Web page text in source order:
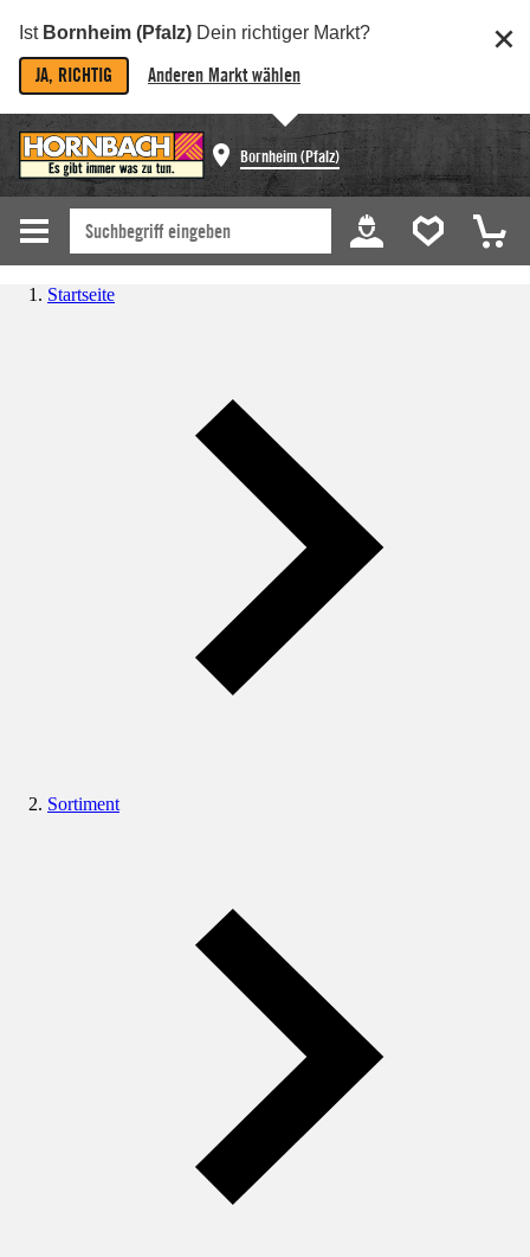
Ist Bornheim (Pfalz) Dein richtiger Markt?
JA, RICHTIG Anderen Markt wählen
Bornheim (Pfalz)
Startseite
Sortiment